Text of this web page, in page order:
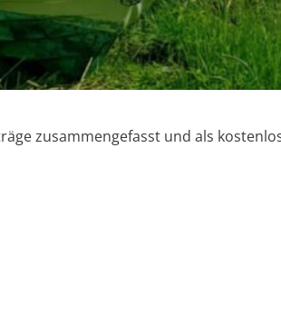
zusammengefasst und als